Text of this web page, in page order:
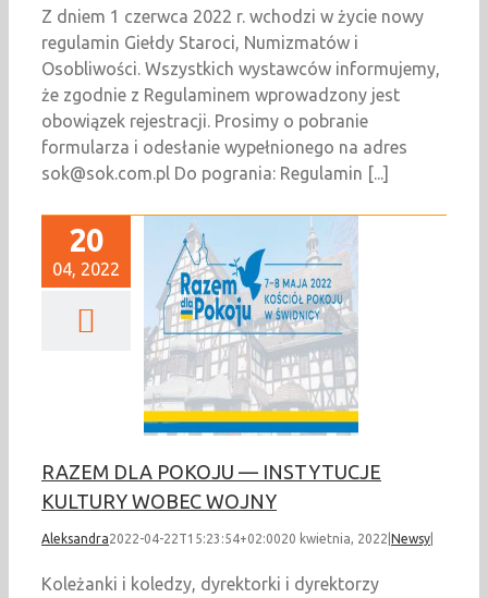
Z dniem 1 czerwca 2022 r. wchodzi w życie nowy
regulamin Giełdy Staroci, Numizmatów i
Osobliwości. Wszystkich wystawców informujemy,
że zgodnie z Regulaminem wprowadzony jest
obowiązek rejestracji. Prosimy o pobranie
formularza i odesłanie wypełnionego na adres
sok@sok.com.pl Do pogrania: Regulamin [...]
20
04, 2022
RAZEM DLA POKOJU — INSTYTUCJE
KULTURY WOBEC WOJNY
Aleksandra2022-04-22T15:23:54+02:0020 kwietnia, 2022 Newsy
Koleżanki i koledzy, dyrektorki i dyrektorzy